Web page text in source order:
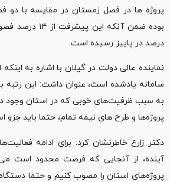
پروژه ها در فصل زمستان در مقایسه با
درصد در پاییز رسیده است.
نماینده عالی دولت در گیلان با اشاره به
سامانه یادشده است، عنوان داشت: این
به سبب ظرفیت‌های خوبی که در استان وجود
پروژه‌ها و طرح های نیمه تمام، حتما باید جزو
دکتر زارع خاطرنشان کرد: برای ادامه
پروژه‌های استان را مصوب کنیم و حتما